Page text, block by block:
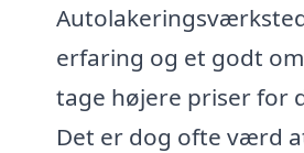
erfaring og et godt
tage højere priser for
Det er dog ofte værd